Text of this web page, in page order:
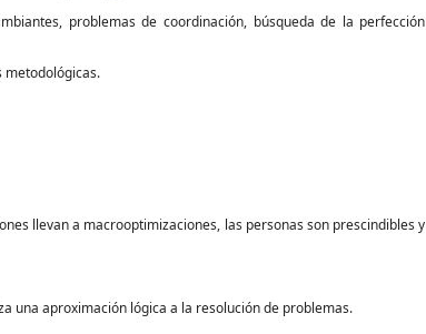
problemas de coordinación, búsqueda de la perfección
metodológicas.
llevan a macrooptimizaciones, las personas son prescindibles y
una aproximación lógica a la resolución de problemas.